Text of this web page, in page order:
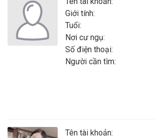
Giới tính:
Tuổi:
Nơi cư ngụ:
Số điện thoại:
Người cần tìm:
Tên tài khoản: